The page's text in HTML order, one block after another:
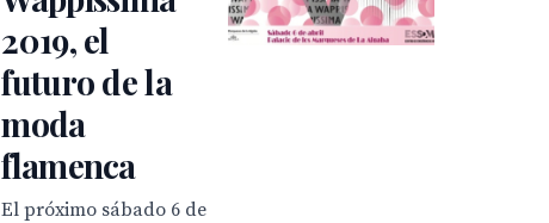
2019, el
futuro de la
moda
flamenca
El próximo sábado 6 de